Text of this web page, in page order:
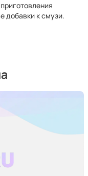
добавки к смузи.